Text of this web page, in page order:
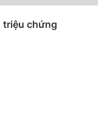
triệu chứng